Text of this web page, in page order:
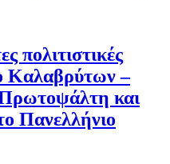
πολιτιστικές
Καλαβρύτων –
και
Πανελλήνιο